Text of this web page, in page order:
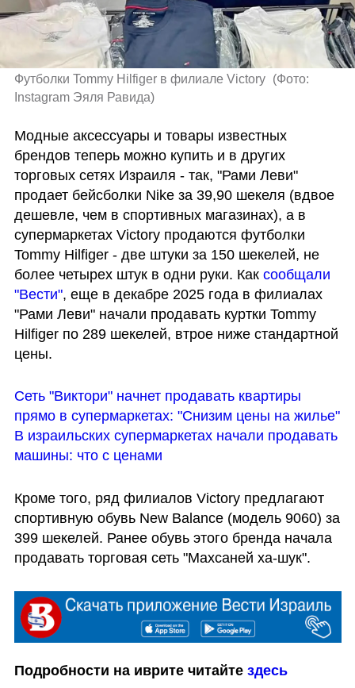
Футболки Tommy Hilfiger в филиале Victory (Фото:
Instagram Эяля Равида)
Модные аксессуары и товары известных
брендов теперь можно купить и в других
торговых сетях Израиля - так, "Рами Леви"
продает бейсболки Nike за 39,90 шекеля (вдвое
дешевле, чем в спортивных магазинах), а в
супермаркетах Victory продаются футболки
Tommy Hilfiger - две штуки за 150 шекелей, не
более четырех штук в одни руки. Как сообщали
"Вести", еще в декабре 2025 года в филиалах
"Рами Леви" начали продавать куртки Tommy
Hilfiger по 289 шекелей, втрое ниже стандартной
цены.
Сеть "Виктори" начнет продавать квартиры
прямо в супермаркетах: "Снизим цены на жилье"
В израильских супермаркетах начали продавать
машины: что с ценами
Кроме того, ряд филиалов Victory предлагают
спортивную обувь New Balance (модель 9060) за
399 шекелей. Ранее обувь этого бренда начала
продавать торговая сеть "Махсаней ха-шук".
Подробности на иврите читайте здесь